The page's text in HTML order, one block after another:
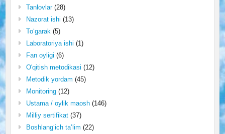
Tanlovlar(28)
Nazorat ishi (13)
To‘garak (5)
Laboratoriya ishi (1)
Fan oyligi (6)
O'qitish metodikasi (12)
Metodik yordam (45)
Monitoring(12)
Ustama / oylik maosh(146)
Milliy sertifikat(37)
Boshlang‘ich ta’lim (22)